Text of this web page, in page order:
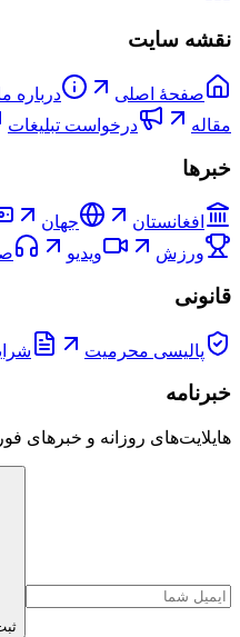
نقشه سایت
صفحۀ اصلی درباره
مقاله
درخواست تبلیغات
خبرها
افغانستان جهان
ورزش
ویدیو
قانونی
پالیسی محرمیت
خبرنامه
هایلایت‌های روزانه و خبرهای